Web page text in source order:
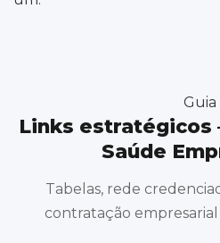
Guia
Links
Saúde
Tabelas, rede
contratação